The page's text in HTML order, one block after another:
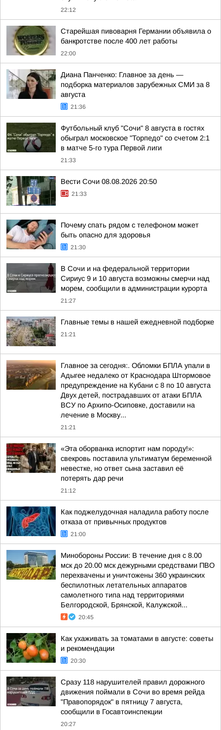
22:12
Старейшая пивоварня Германии объявила о
банкротстве после 400 лет работы
22:00
Диана Панченко: Главное за день —
подборка материалов зарубежных СМИ за 8
августа
21:36
Футбольный клуб "Сочи" 8 августа в гостях
обыграл московское "Торпедо" со счетом 2:1
в матче 5-го тура Первой лиги
21:33
Вести Сочи 08.08.2026 20:50
21:33
Почему спать рядом с телефоном может
быть опасно для здоровья
21:30
В Сочи и на федеральной территории
Сириус 9 и 10 августа возможны смерчи над
морем, сообщили в администрации курорта
21:27
Главные темы в нашей ежедневной подборке
21:21
Главное за сегодня:. Обломки БПЛА упали в
Адыгее недалеко от Краснодара Штормовое
предупреждение на Кубани с 8 по 10 августа
Двух детей, пострадавших от атаки БПЛА
ВСУ по Архипо-Осиповке, доставили на
лечение в Москву...
21:21
«Эта оборванка испортит нам породу!»:
свекровь поставила ультиматум беременной
невестке, но ответ сына заставил её
потерять дар речи
21:12
Как поджелудочная наладила работу после
отказа от привычных продуктов
21:00
Минобороны России: В течение дня с 8.00
мск до 20.00 мск дежурными средствами ПВО
перехвачены и уничтожены 360 украинских
беспилотных летательных аппаратов
самолетного типа над территориями
Белгородской, Брянской, Калужской...
20:45
Как ухаживать за томатами в августе: советы
и рекомендации
20:30
Сразу 118 нарушителей правил дорожного
движения поймали в Сочи во время рейда
"Правопорядок" в пятницу 7 августа,
сообщили в Госавтоинспекции
20:27